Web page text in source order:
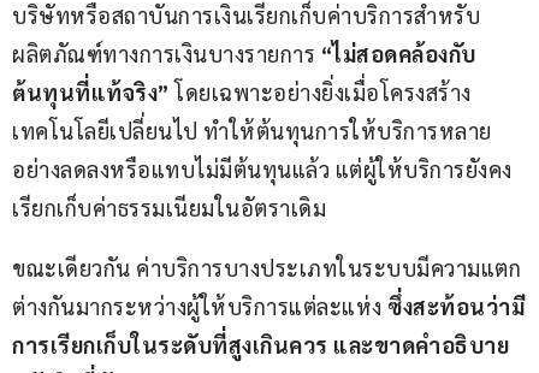
บริษัทหรือสถาบันการเงินเรียกเก็บค่าบริการสำหรับ
ผลิตภัณฑ์ทางการเงินบางรายการ “ไม่สอดคล้องกับ
ต้นทุนที่แท้จริง” โดยเฉพาะอย่างยิ่งเมื่อโครงสร้าง
เทคโนโลยีเปลี่ยนไป ทำให้ต้นทุนการให้บริการหลาย
อย่างลดลงหรือแทบไม่มีต้นทุนแล้ว แต่ผู้ให้บริการยังคง
เรียกเก็บค่าธรรมเนียมในอัตราเดิม
ขณะเดียวกัน ค่าบริการบางประเภทในระบบมีความแตก
ต่างกันมากระหว่างผู้ให้บริการแต่ละแห่ง ซึ่งสะท้อนว่ามี
การเรียกเก็บในระดับที่สูงเกินควร และขาดคำอธิบาย